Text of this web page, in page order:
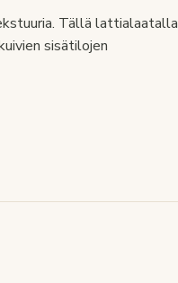
Tällä lattialaatalla
sisätilojen